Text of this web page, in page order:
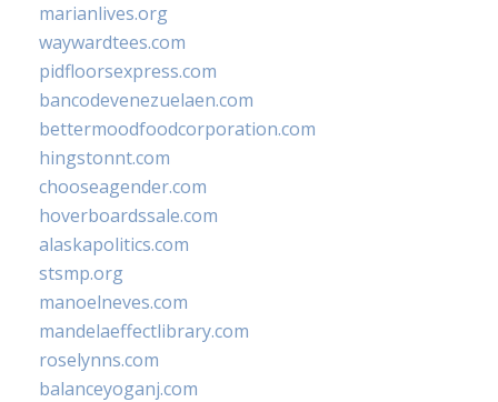
marianlives.org
waywardtees.com
pidfloorsexpress.com
bancodevenezuelaen.com
bettermoodfoodcorporation.com
hingstonnt.com
chooseagender.com
hoverboardssale.com
alaskapolitics.com
stsmp.org
manoelneves.com
mandelaeffectlibrary.com
roselynns.com
balanceyoganj.com